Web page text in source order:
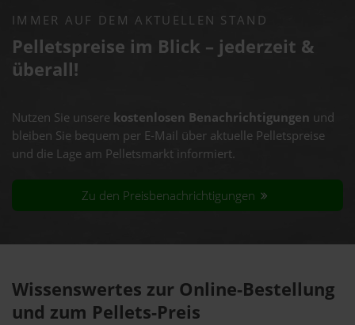
IMMER AUF DEM AKTUELLEN STAND
Pelletspreise im Blick – jederzeit &
überall!
Nutzen Sie unsere kostenlosen Benachrichtigungen und
bleiben Sie bequem per E-Mail über aktuelle Pelletspreise
und die Lage am Pelletsmarkt informiert.
Zu den Preisbenachrichtigungen
Wissenswertes zur Online-Bestellung
und zum Pellets-Preis